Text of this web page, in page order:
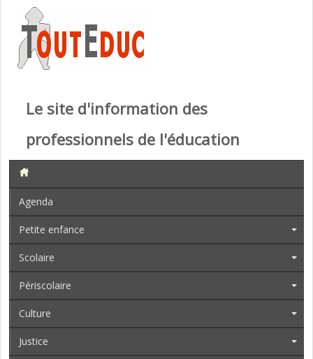
Le site d'information des
professionnels de l'éducation
Agenda
Petite enfance
Scolaire
Périscolaire
Culture
Justice